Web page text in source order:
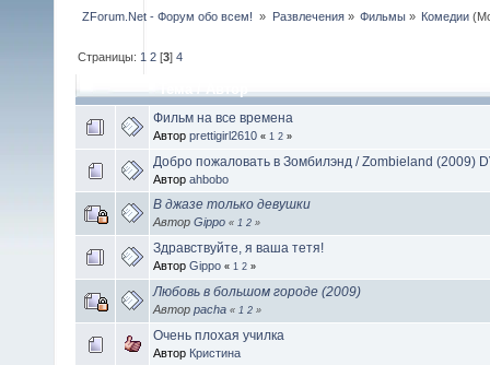
ZForum.Net - Форум обо всем! » Развлечения» Фильмы» Комедии
Страницы: 1 2 [3]4
Тема/ Автор
Фильм на все времена
Автор prettigirl2610 « 1 2 »
Добро пожаловать в Зомбилэнд / Zombieland (2009)
Автор ahbobo
В джазе только девушки
Автор Gippo « 1 2 »
Здравствуйте, я ваша тетя!
Автор Gippo « 1 2 »
Любовь в большом городе (2009)
Автор pacha « 1 2 »
Очень плохая училка
Автор Кристина